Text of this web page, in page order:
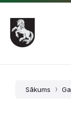
Pāriet
saturu
Skip
main
navigation
Skip
footer
Sākums